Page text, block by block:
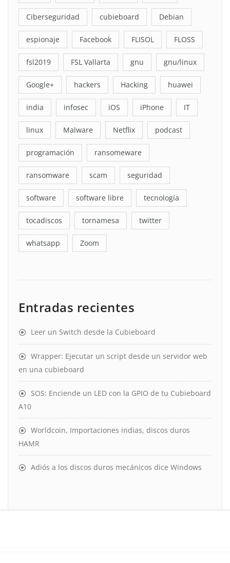
Ciberseguridad cubieboard Debian
espionaje Facebook FLISOL FLOSS
fsl2019 FSL Vallarta gnu gnu/linux
Google+ hackers Hacking huawei
india infosec iOS iPhone IT
linux Malware Netflix podcast
programación ransomeware
ransomware scam seguridad
software software libre tecnología
tocadiscos tornamesa twitter
whatsapp Zoom
Entradas recientes
Leer un Switch desde la Cubieboard
Wrapper: Ejecutar un script desde un servidor web
en una cubieboard
SOS: Enciende un LED con la GPIO de tu Cubieboard
A10
Worldcoin, Importaciones indias, discos duros
HAMR
Adiós a los discos duros mecánicos dice Windows